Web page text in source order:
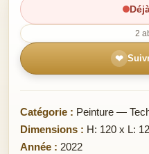
2
❤
Catégorie : Peinture —
Dimensions : H: 120 x L:
Année : 2022